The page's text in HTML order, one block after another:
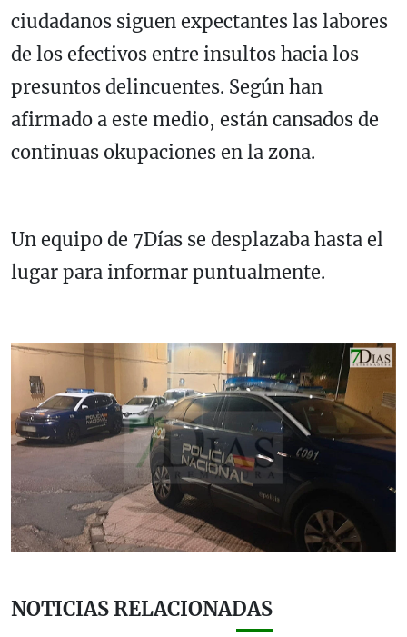
ciudadanos siguen expectantes las labores
de los efectivos entre insultos hacia los
presuntos delincuentes. Según han
afirmado a este medio, están cansados de
continuas okupaciones en la zona.
Un equipo de 7Días se desplazaba hasta el
lugar para informar puntualmente.
NOTICIAS RELACIONADAS